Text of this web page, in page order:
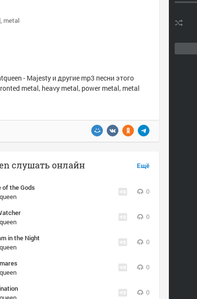
metal
- Majesty и другие mp3 песни этого
metal, heavy metal, power metal, metal
Ещё
слушать онлайн
of the Gods
0
0
in the Night
0
0
0